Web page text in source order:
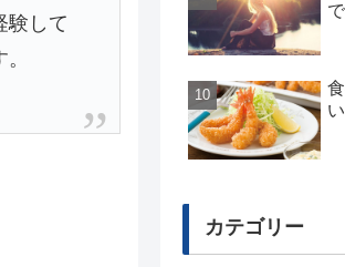
験して
カテゴリー